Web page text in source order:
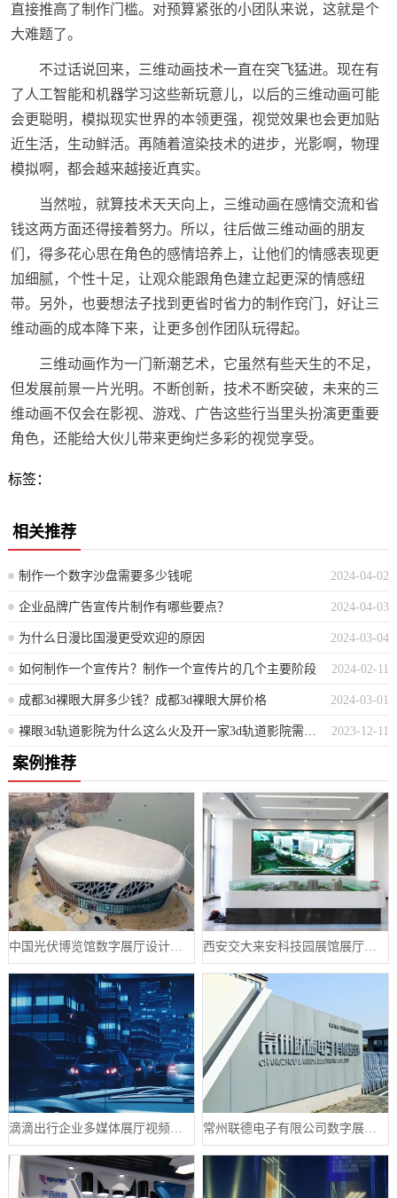
直接推高了制作门槛。对预算紧张的小团队来说，这就是个
大难题了。
不过话说回来，三维动画技术一直在突飞猛进。现在有
了人工智能和机器学习这些新玩意儿，以后的三维动画可能
会更聪明，模拟现实世界的本领更强，视觉效果也会更加贴
近生活，生动鲜活。再随着渲染技术的进步，光影啊，物理
模拟啊，都会越来越接近真实。
当然啦，就算技术天天向上，三维动画在感情交流和省
钱这两方面还得接着努力。所以，往后做三维动画的朋友
们，得多花心思在角色的感情培养上，让他们的情感表现更
加细腻，个性十足，让观众能跟角色建立起更深的情感纽
带。另外，也要想法子找到更省时省力的制作窍门，好让三
维动画的成本降下来，让更多创作团队玩得起。
三维动画作为一门新潮艺术，它虽然有些天生的不足，
但发展前景一片光明。不断创新，技术不断突破，未来的三
维动画不仅会在影视、游戏、广告这些行当里头扮演更重要
角色，还能给大伙儿带来更绚烂多彩的视觉享受。
标签：
相关推荐
2024-04-02
制作一个数字沙盘需要多少钱呢
2024-04-03
企业品牌广告宣传片制作有哪些要点？
2024-03-04
为什么日漫比国漫更受欢迎的原因
2024-02-11
如何制作一个宣传片？制作一个宣传片的几个主要阶段
2024-03-01
成都3d裸眼大屏多少钱？成都3d裸眼大屏价格
2023-12-11
案例推荐
中国光伏博览馆数字展厅设计案例 西安交大来安科技园展馆展厅案例